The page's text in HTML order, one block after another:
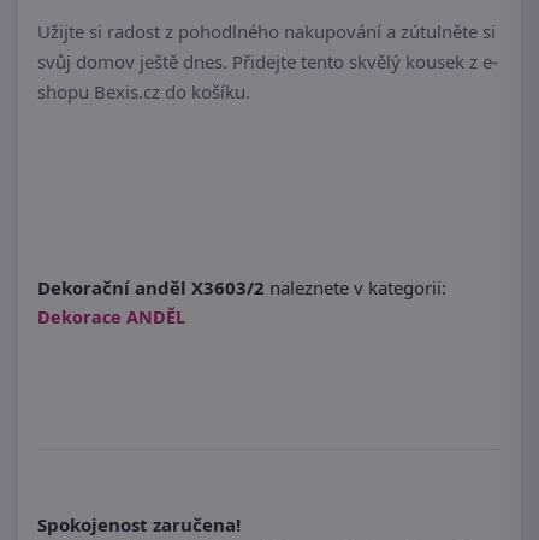
Užijte si radost z pohodlného nakupování a zútulněte si
svůj domov ještě dnes. Přidejte tento skvělý kousek z e-
shopu Bexis.cz do košíku.
Dekorační anděl X3603/2 naleznete v kategorii:
Dekorace ANDĚL
Spokojenost zaručena!